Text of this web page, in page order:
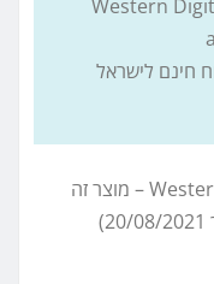
Western
חינם לישראל
Western Digital BLACK SN850 1TB SSDB – מוצר זה